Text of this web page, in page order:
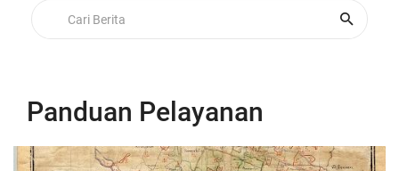
Panduan Pelayanan